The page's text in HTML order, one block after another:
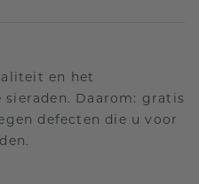
en het
sieraden. Daarom: gratis
defecten die u voor